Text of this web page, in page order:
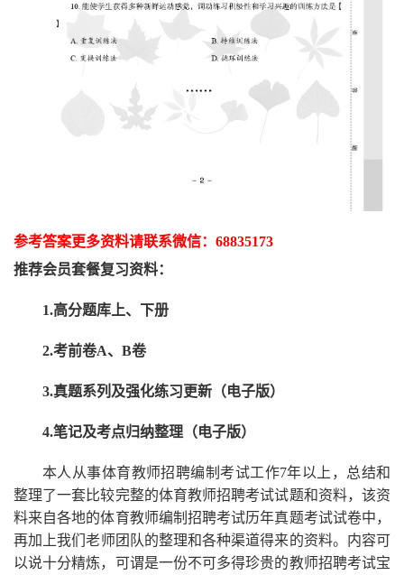
参考答案更多资料请联系微信： 68835173
推荐会员套餐复习资料：
1.高分题库上、下册
2.考前卷A、B卷
3.真题系列及强化练习更新（电子版）
4.笔记及考点归纳整理（电子版）
本人从事体育教师招聘编制考试工作7年以上，总结和
整理了一套比较完整的体育教师招聘考试试题和资料，该资
料来自各地的体育教师编制招聘考试历年真题考试试卷中，
再加上我们老师 团队的整理和各种渠道得来的资料。内容可
以说十分精炼，可谓是一份不可多得珍贵的教师招聘考试宝